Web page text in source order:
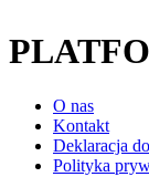
O nas
Kontakt
Deklaracja
Polityka